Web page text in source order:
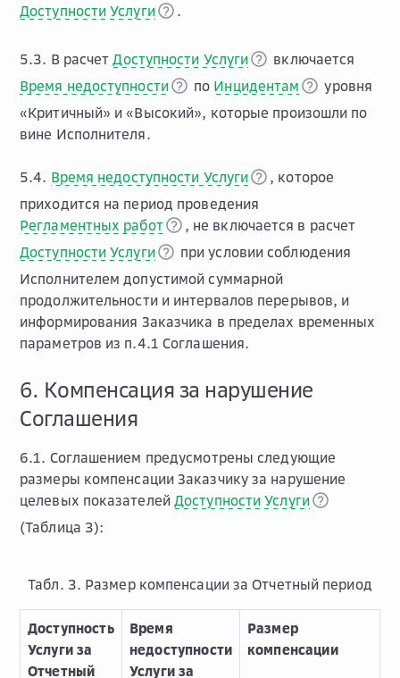
Доступности Услуги
.
5.3. В расчетДоступности Услуги
включается
Время недоступности
по Инцидентам
уровня
«Критичный» и «Высокий», которые произошли по
вине Исполнителя.
5.4. Время недоступности Услуги
, которое
приходится на период проведения
Регламентных работ
, не включается в расчет
Доступности Услуги
при условии соблюдения
Исполнителем допустимой суммарной
продолжительности и интервалов перерывов, и
информирования Заказчика в пределах временных
параметров из п.4.1 Соглашения.
6. Компенсация за нарушение
Соглашения
6.1. Соглашением предусмотрены следующие
размеры компенсации Заказчику за нарушение
целевых показателейДоступности Услуги
(Таблица 3):
Табл. 3. Размер компенсации за Отчетный период
Доступность
Услуги за
Отчетный
Время
недоступности
Услуги за
Размер
компенсации